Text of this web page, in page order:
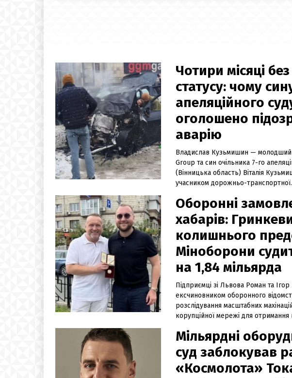
Чотири місяці
статусу: чому
апеляційного
оголошено
аварію
Владислав Кузьмишин — молодший
Group та син очільника 7-го
(Вінницька область) Віталія
учасником дорожньо-
Оборонні
хабарів:
колишнього
Міноборони
на 1,84 мільярда
Підприємці зі Львова Роман та Ігор
ексчиновником оборонного
розслідування масштабних
корупційної мережі для отримання
Мільярдні
суд заблокував
«Космолота»